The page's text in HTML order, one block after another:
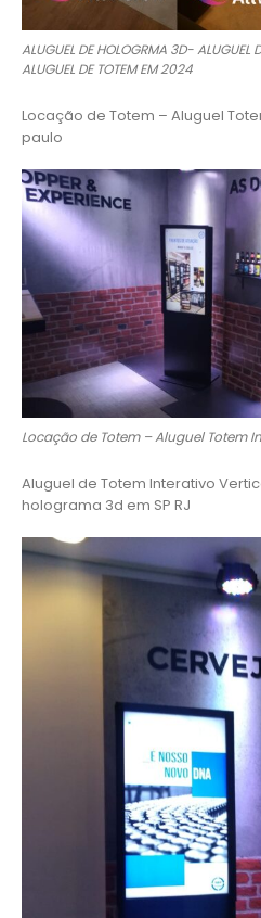
ALUGUEL DE HOLOGRMA 3D- ALUGUEL
ALUGUEL DE TOTEM EM 2024
Locação de Totem – Aluguel
paulo
Locação de Totem – Aluguel Totem
Aluguel de Totem Interativo
holograma 3d em SP RJ